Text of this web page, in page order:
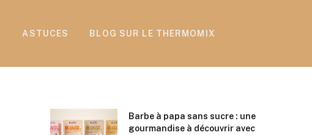
ASTUCES BLOG SUR LE THERMOMIX
Barbe à papa sans sucre : une
gourmandise à découvrir avec